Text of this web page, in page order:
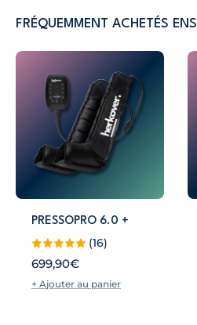
FRÉQUEMMENT ACHETÉS
PRESSOPRO 6.0 +
(16)
Prix
699,90€
+ Ajouter au panier